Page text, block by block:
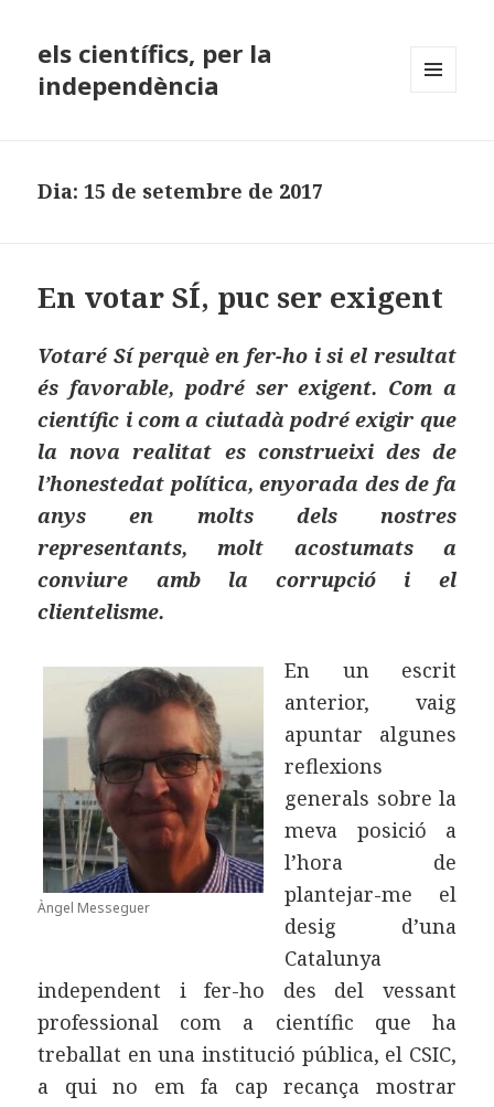
els científics, per la
independència
Dia:15 de setembre de 2017
En votar SÍ, puc ser exigent
Votaré Sí perquè en fer-ho i si el resultat
és favorable, podré ser exigent. Com a
científic i com a ciutadà podré exigir que
la nova realitat es construeixi des de
l’honestedat política, enyorada des de fa
anys en molts dels nostres
representants, molt acostumats a
conviure amb la corrupció i el
clientelisme.
Àngel Messeguer
En un escrit
anterior, vaig
apuntar algunes
reflexions
generals sobre la
meva posició a
l’hora de
plantejar-me el
desig d’una
Catalunya
independent i fer-ho des del vessant
professional com a científic que ha
treballat en una institució pública, el CSIC,
a qui no em fa cap recança mostrar